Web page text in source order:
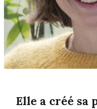
Elle a créé sa